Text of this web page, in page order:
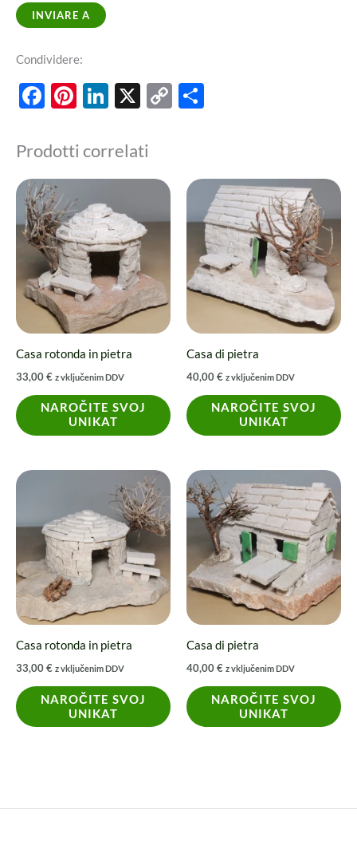
INVIARE A
Condividere:
Facebook
Pinterest
LinkedIn
X
Copy
Prodotti correlati
Casa rotonda in pietra
33,00€ z vključenim DDV
NAROČITE SVOJ
UNIKAT
Casa di pietra
40,00€ z vključenim DDV
NAROČITE SVOJ
UNIKAT
Casa rotonda in pietra
33,00€ z vključenim DDV
NAROČITE SVOJ
UNIKAT
Casa di pietra
40,00€ z vključenim DDV
NAROČITE SVOJ
UNIKAT